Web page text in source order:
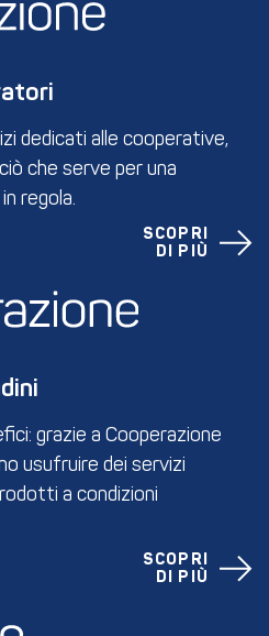
dedicati alle cooperative,
che serve per una
regola.
SCOPRI
DI PIÙ
grazie a Cooperazione
usufruire dei servizi
a condizioni
SCOPRI
DI PIÙ